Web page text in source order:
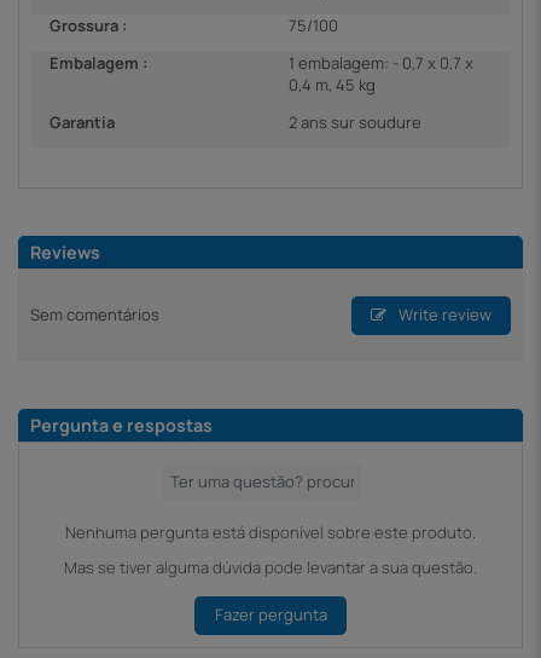
Grossura :
75/100
Embalagem :
1 embalagem: - 0,7 x 0,7 x
0,4 m, 45 kg
Garantia
2 ans sur soudure
Reviews
Sem comentários Write review
Pergunta e respostas
Nenhuma pergunta está disponível sobre este produto.
Mas se tiver alguma dúvida pode levantar a sua questão.
Fazer pergunta